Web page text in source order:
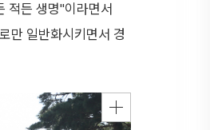
적든 생명"이라면서
만 일반화시키면서 경